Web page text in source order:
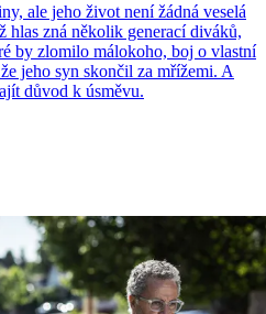
ale jeho život není žádná veselá
hlas zná několik generací diváků,
by zlomilo málokoho, boj o vlastní
jeho syn skončil za mřížemi. A
důvod k úsměvu.